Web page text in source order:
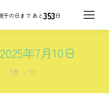
353日
2025年7月10日
7月 10